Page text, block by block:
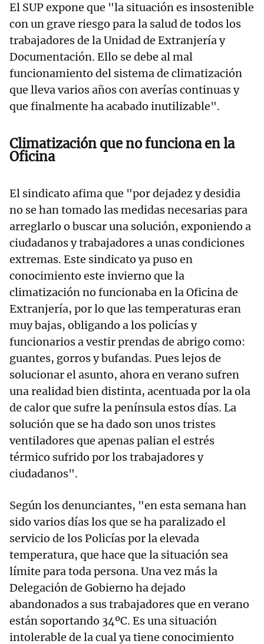
El SUP expone que "la situación es insostenible
con un grave riesgo para la salud de todos los
trabajadores de la Unidad de Extranjería y
Documentación. Ello se debe al mal
funcionamiento del sistema de climatización
que lleva varios años con averías continuas y
que finalmente ha acabado inutilizable".
Climatización que no funciona en la
Oficina
El sindicato afima que "por dejadez y desidia
no se han tomado las medidas necesarias para
arreglarlo o buscar una solución, exponiendo a
ciudadanos y trabajadores a unas condiciones
extremas. Este sindicato ya puso en
conocimiento este invierno que la
climatización no funcionaba en la Oficina de
Extranjería, por lo que las temperaturas eran
muy bajas, obligando a los policías y
funcionarios a vestir prendas de abrigo como:
guantes, gorros y bufandas. Pues lejos de
solucionar el asunto, ahora en verano sufren
una realidad bien distinta, acentuada por la ola
de calor que sufre la península estos días. La
solución que se ha dado son unos tristes
ventiladores que apenas palian el estrés
térmico sufrido por los trabajadores y
ciudadanos".
Según los denunciantes, "en esta semana han
sido varios días los que se ha paralizado el
servicio de los Policías por la elevada
temperatura, que hace que la situación sea
límite para toda persona. Una vez más la
Delegación de Gobierno ha dejado
abandonados a sus trabajadores que en verano
están soportando 34ºC. Es una situación
intolerable de la cual ya tiene conocimiento